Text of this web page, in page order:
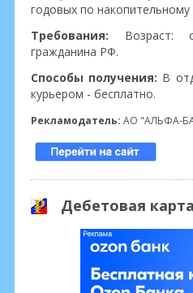
годовых по накопительному
Требования: Возраст:
гражданина РФ.
Способы получения: В
курьером - бесплатно.
Рекламодатель: АО "АЛЬФА-
Дебетовая